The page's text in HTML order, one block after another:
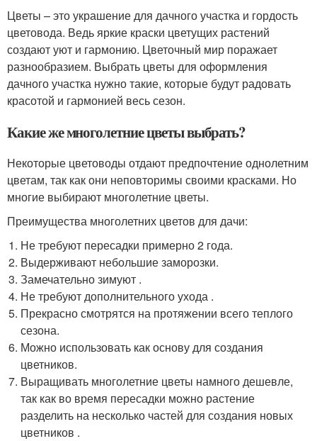
Цветы – это украшение для дачного участка и гордость
цветовода. Ведь яркие краски цветущих растений
создают уют и гармонию. Цветочный мир поражает
разнообразием. Выбрать цветы для оформления
дачного участка нужно такие, которые будут радовать
красотой и гармонией весь сезон.
Какие же многолетние цветы выбрать?
Некоторые цветоводы отдают предпочтение однолетним
цветам, так как они неповторимы своими красками. Но
многие выбирают многолетние цветы.
Преимущества многолетних цветов для дачи:
Не требуют пересадки примерно 2 года.
Выдерживают небольшие заморозки.
Замечательно зимуют .
Не требуют дополнительного ухода .
Прекрасно смотрятся на протяжении всего теплого
сезона.
Можно использовать как основу для создания
цветников.
Выращивать многолетние цветы намного дешевле,
так как во время пересадки можно растение
разделить на несколько частей для создания новых
цветников .